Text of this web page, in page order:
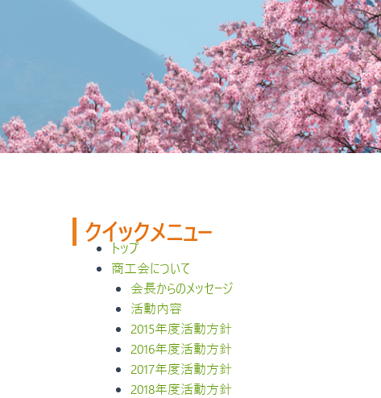
クイックメニュー
トップ
商工会について
会長からのメッセージ
活動内容
2015年度活動方針
2016年度活動方針
2017年度活動方針
2018年度活動方針